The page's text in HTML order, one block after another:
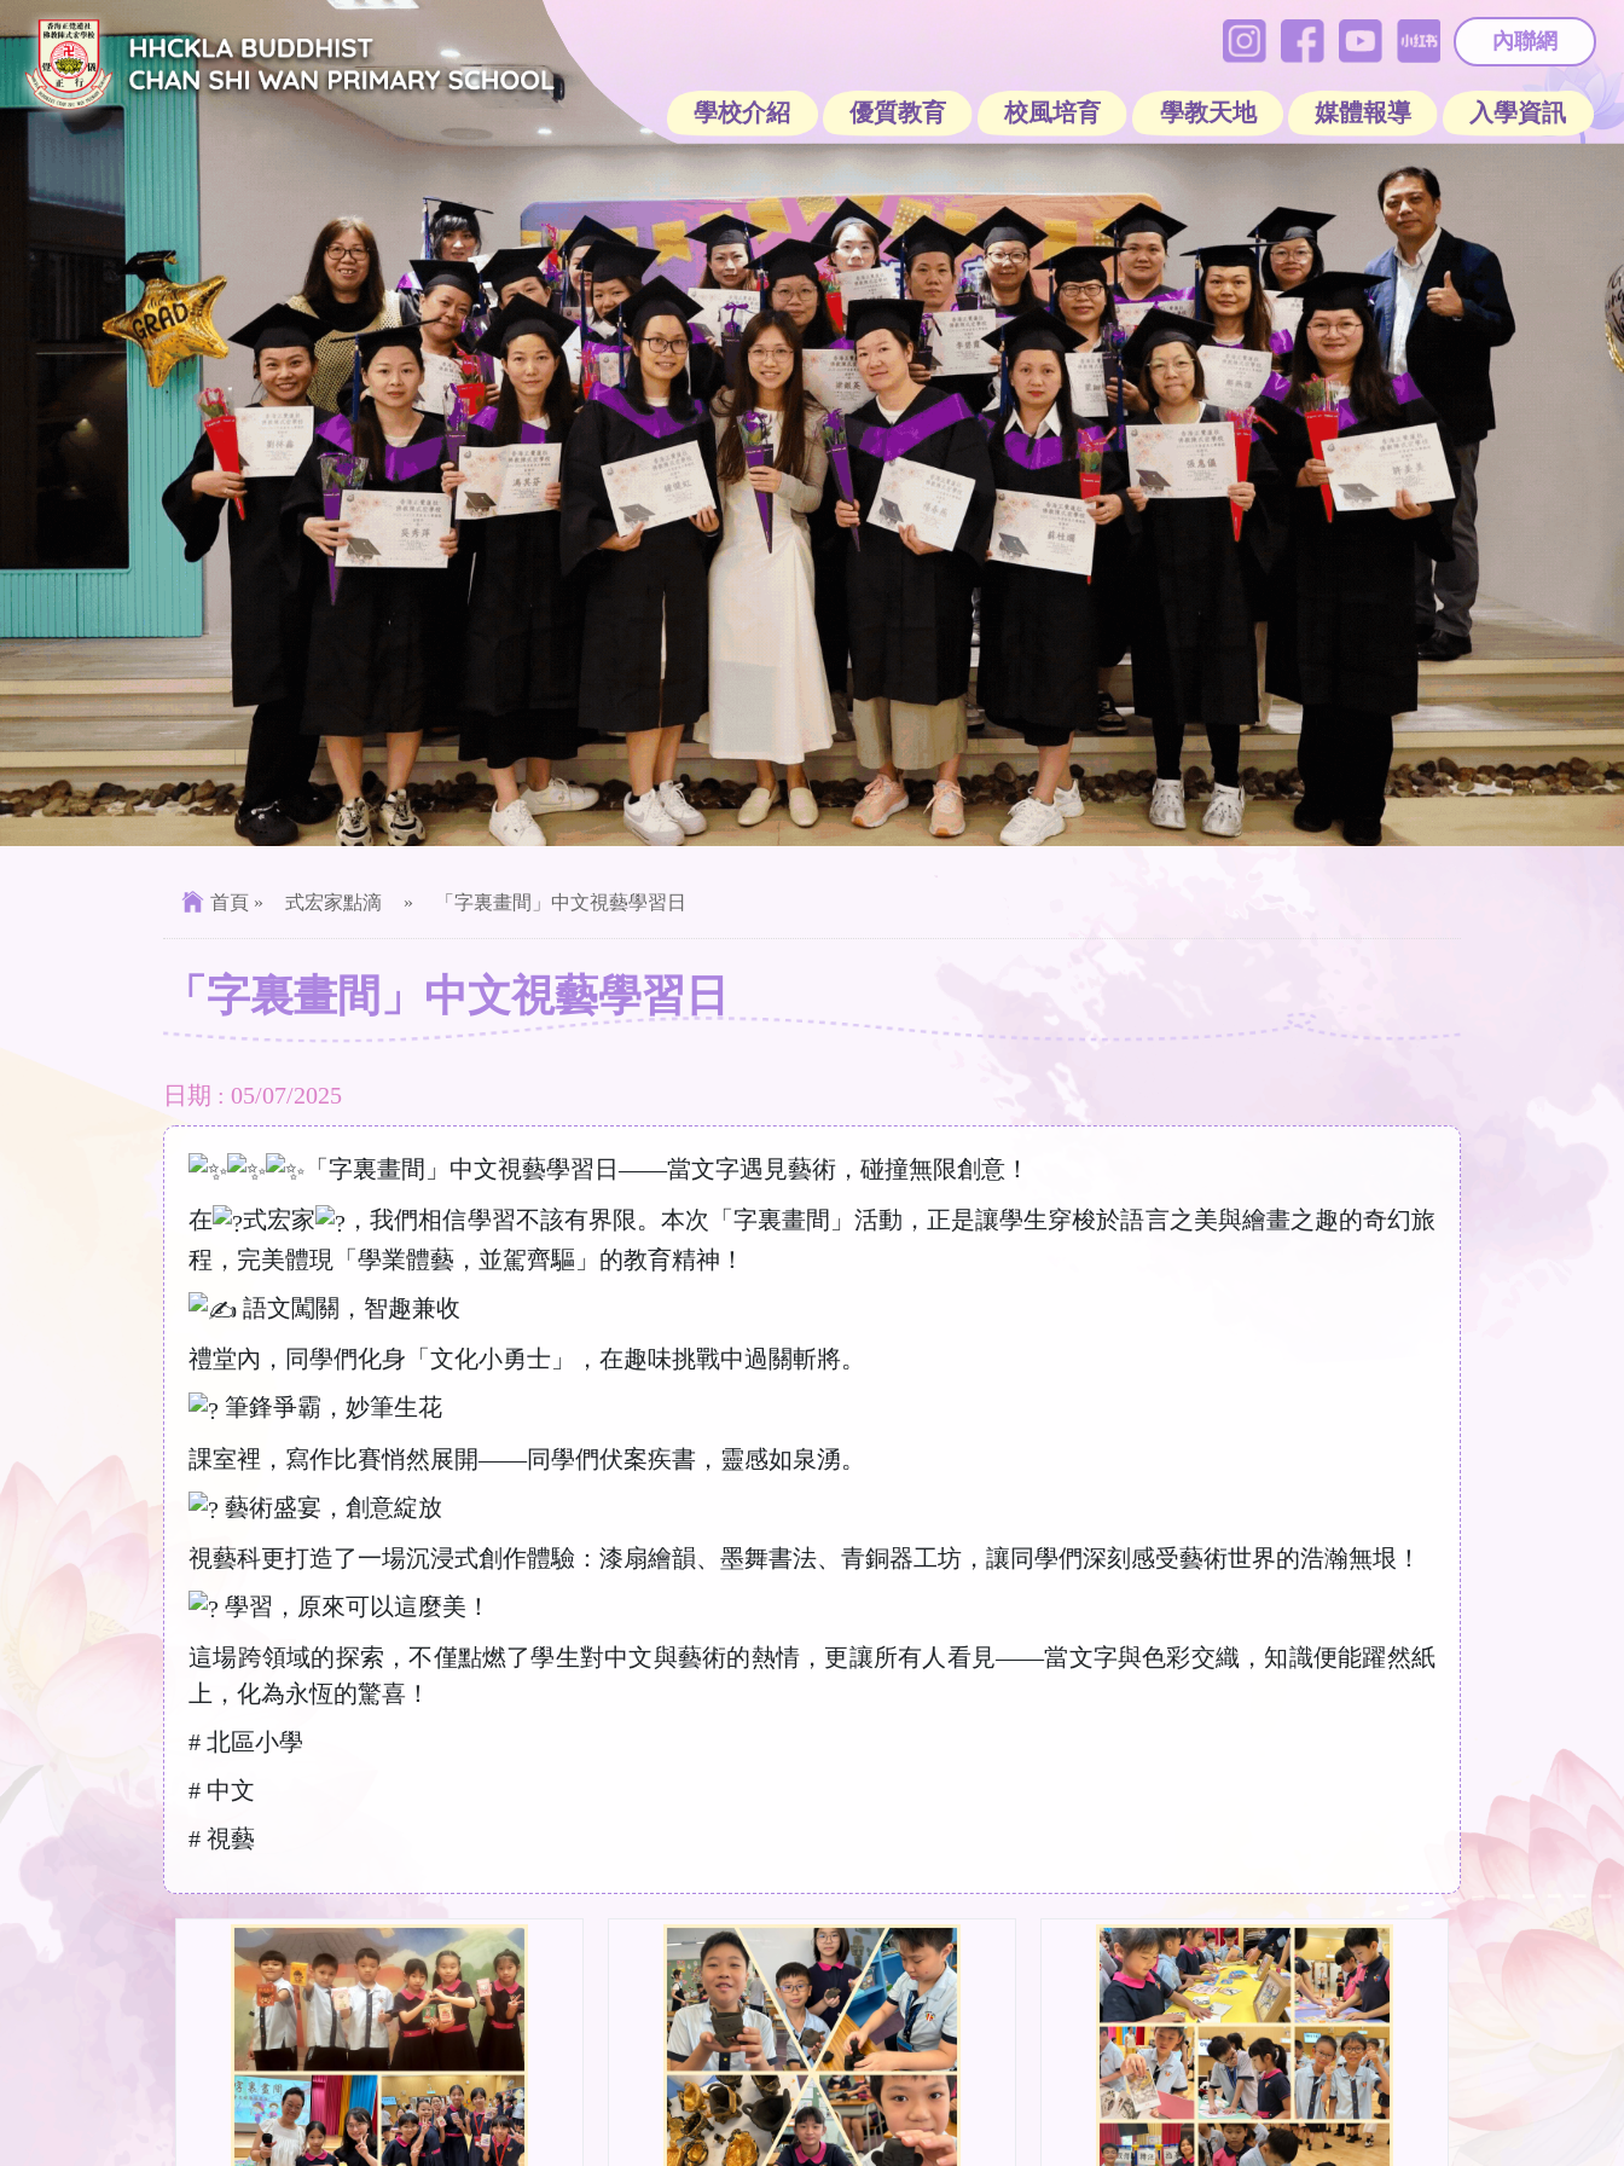
內聯網
學校介紹 優質教育 校風培育 學教天地 媒體報導 入學資訊
首頁 » 式宏家點滴 » 「字裏畫間」中文視藝學習日
「字裏畫間」中文視藝學習日
日期 : 05/07/2025
「字裏畫間」中文視藝學習日——當文字遇見藝術，碰撞無限創意！
在
式宏家
，我們相信學習不該有界限。本次「字裏畫間」活動，正是讓學生穿梭於語言之美與繪畫之趣的奇幻旅
程，完美體現「學業體藝，並駕齊驅」的教育精神！
語文闖關，智趣兼收
禮堂內，同學們化身「文化小勇士」，在趣味挑戰中過關斬將。
筆鋒爭霸，妙筆生花
課室裡，寫作比賽悄然展開——同學們伏案疾書，靈感如泉湧。
藝術盛宴，創意綻放
視藝科更打造了一場沉浸式創作體驗：漆扇繪韻、墨舞書法、青銅器工坊，讓同學們深刻感受藝術世界的浩瀚無垠！
學習，原來可以這麼美！
這場跨領域的探索，不僅點燃了學生對中文與藝術的熱情，更讓所有人看見——當文字與色彩交織，知識便能躍然紙
上，化為永恆的驚喜！
# 北區小學
# 中文
# 視藝